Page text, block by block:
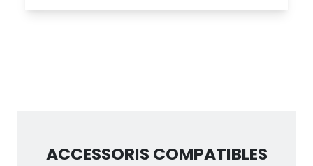
ACCESSORIS COMPATIBLES